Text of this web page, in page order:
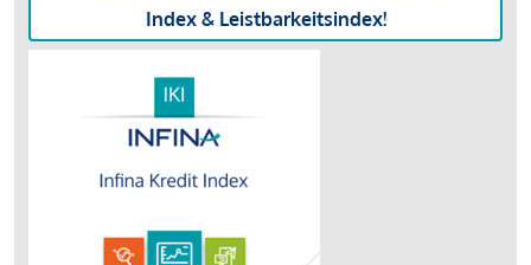
Index & Leistbarkeitsindex!